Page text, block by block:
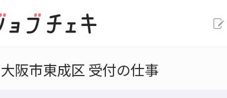
大阪市東成区 受付の仕事